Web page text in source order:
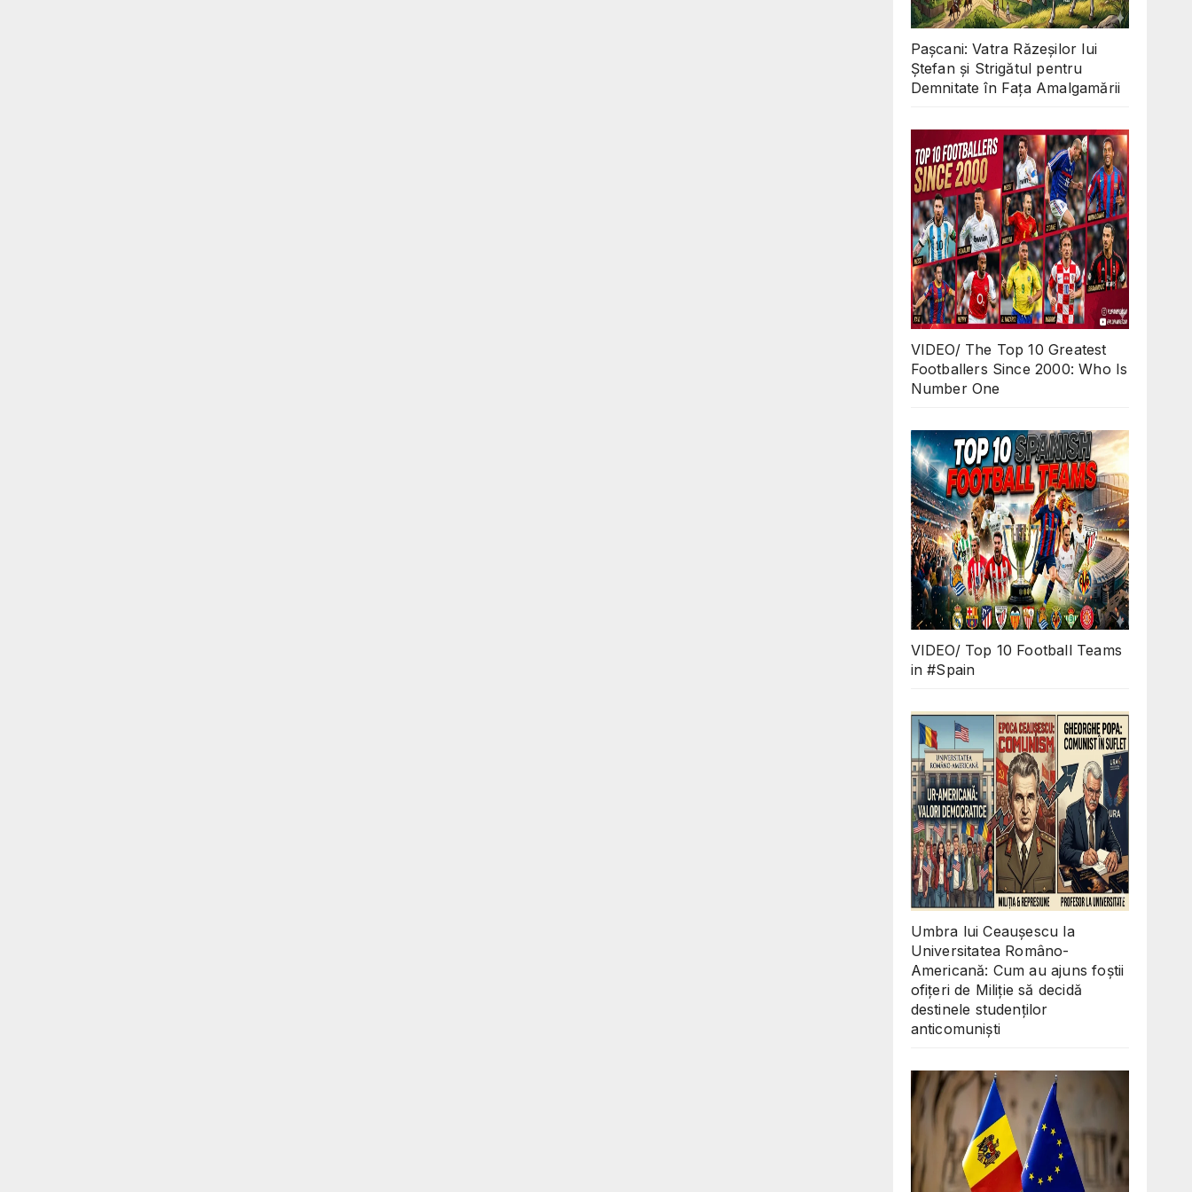
Pașcani: Vatra Răzeșilor lui
Ștefan și Strigătul pentru
Demnitate în Fața Amalgamării
VIDEO/ The Top 10 Greatest
Footballers Since 2000: Who Is
Number One
VIDEO/ Top 10 Football Teams
in #Spain
Umbra lui Ceaușescu la
Universitatea Româno-
Americană: Cum au ajuns foștii
ofițeri de Miliție să decidă
destinele studenților
anticomuniști